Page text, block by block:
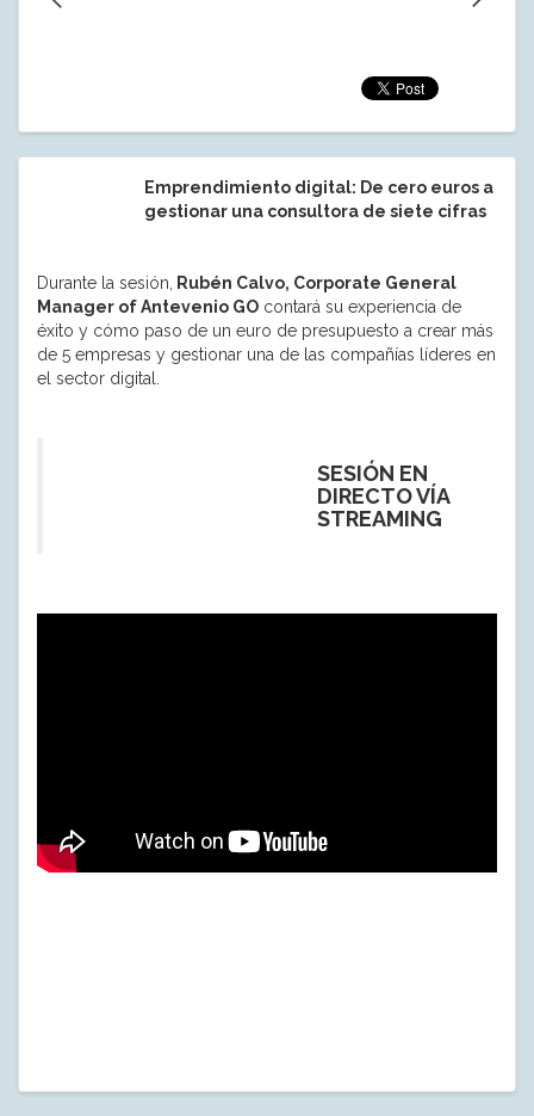
Emprendimiento digital: De cero euros a
gestionar una consultora de siete cifras
Durante la sesión,
Rubén Calvo, Corporate General
Manager of Antevenio GO contará su experiencia de
éxito y cómo paso de un euro de presupuesto a crear más
de 5 empresas y gestionar una de las compañías líderes en
el sector digital.
SESIÓN EN
DIRECTO VÍA
STREAMING